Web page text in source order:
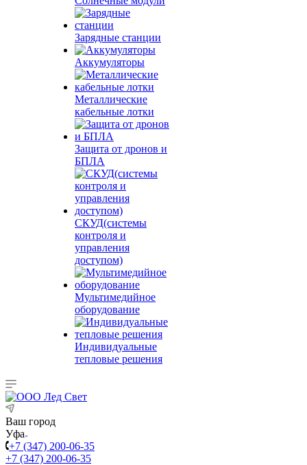
Зарядные станции
Аккумуляторы
Металлические
кабельные лотки
Защита от дронов и
БПЛА
СКУД(системы
контроля и
управления
доступом)
Мультимедийное
оборудование
Индивидуальные
тепловые решения
Ваш город
Уфа
+7 (347) 200-06-35
+7 (347) 200-06-35